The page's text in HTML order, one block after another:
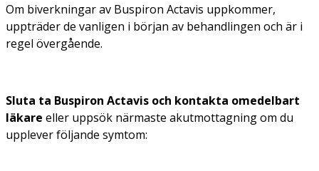
Om biverkningar av Buspiron Actavis uppkommer,
uppträder de vanligen i början av behandlingen och är i
regel övergående.
Sluta ta Buspiron Actavis och kontakta omedelbart
läkare eller uppsök närmaste akutmottagning om du
upplever följande symtom: